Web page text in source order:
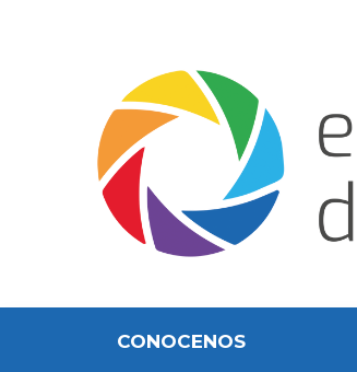
CONOCENOS